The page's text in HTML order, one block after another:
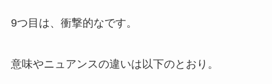
9つ目は、衝撃的なです。
意味やニュアンスの違いは以下のとおり。